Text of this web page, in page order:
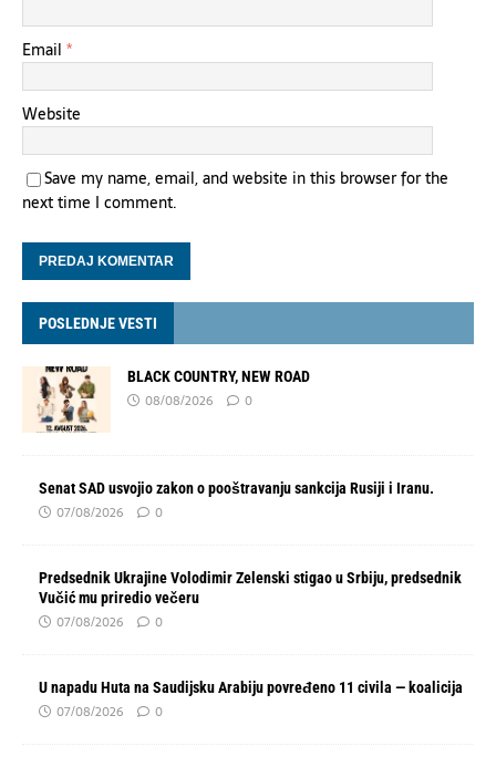
Email *
Website
Save my name, email, and website in this browser for the
next time I comment.
POSLEDNJE VESTI
BLACK COUNTRY, NEW ROAD
08/08/2026 0
Senat SAD usvojio zakon o pooštravanju sankcija Rusiji i Iranu.
07/08/2026 0
Predsednik Ukrajine Volodimir Zelenski stigao u Srbiju, predsednik
Vučić mu priredio večeru
07/08/2026 0
U napadu Huta na Saudijsku Arabiju povređeno 11 civila — koalicija
07/08/2026 0